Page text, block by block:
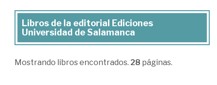
Libros
de
la
Libros de la editorial Ediciones
Universidad de Salamanca
Mostrando libros encontrados. 28 páginas.